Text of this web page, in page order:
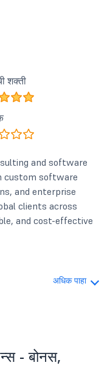
शक्ती
and software
custom software
and enterprise
clients across
and cost-effective
अधिक पाहा
- बोनस,